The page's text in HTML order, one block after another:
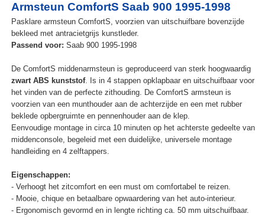
Armsteun ComfortS Saab 900 1995-1998
Pasklare armsteun ComfortS, voorzien van uitschuifbare bovenzijde
bekleed met antracietgrijs kunstleder.
Passend voor: Saab 900 1995-1998
De ComfortS middenarmsteun is geproduceerd van sterk hoogwaardig
zwart ABS kunststof. Is in 4 stappen opklapbaar en uitschuifbaar voor
het vinden van de perfecte zithouding. De ComfortS armsteun is
voorzien van een munthouder aan de achterzijde en een met rubber
beklede opbergruimte en pennenhouder aan de klep.
Eenvoudige montage in circa 10 minuten op het achterste gedeelte van
middenconsole, begeleid met een duidelijke, universele montage
handleiding en 4 zelftappers.
Eigenschappen:
- Verhoogt het zitcomfort en een must om comfortabel te reizen.
- Mooie, chique en betaalbare opwaardering van het auto-interieur.
- Ergonomisch gevormd en in lengte richting ca. 50 mm uitschuifbaar.